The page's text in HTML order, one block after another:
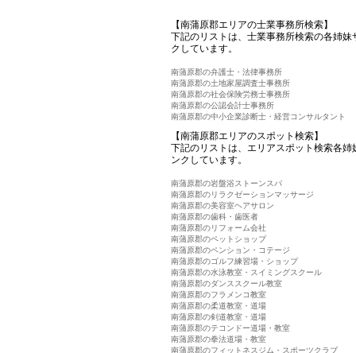
【南蒲原郡エリアの士業事務所検索】
下記のリストは、士業事務所検索の各姉
クしています。
南蒲原郡の弁護士・法律事務所
南蒲原郡の土地家屋調査士事務所
南蒲原郡の社会保険労務士事務所
南蒲原郡の公認会計士事務所
南蒲原郡の中小企業診断士・経営コンサルタント
【南蒲原郡エリアのスポット検索】
下記のリストは、エリアスポット検索各
ンクしています。
南蒲原郡の岩盤浴ストーンスパ
南蒲原郡のリラクゼーションマッサージ
南蒲原郡の美容室ヘアサロン
南蒲原郡の歯科・歯医者
南蒲原郡のリフォーム会社
南蒲原郡のペットショップ
南蒲原郡のペンション・コテージ
南蒲原郡のゴルフ練習場・ショップ
南蒲原郡の水泳教室・スイミングスクール
南蒲原郡のダンススクール教室
南蒲原郡のフラメンコ教室
南蒲原郡の柔道教室・道場
南蒲原郡の剣道教室・道場
南蒲原郡のテコンドー道場・教室
南蒲原郡の拳法道場・教室
南蒲原郡のフィットネスジム・スポーツクラブ